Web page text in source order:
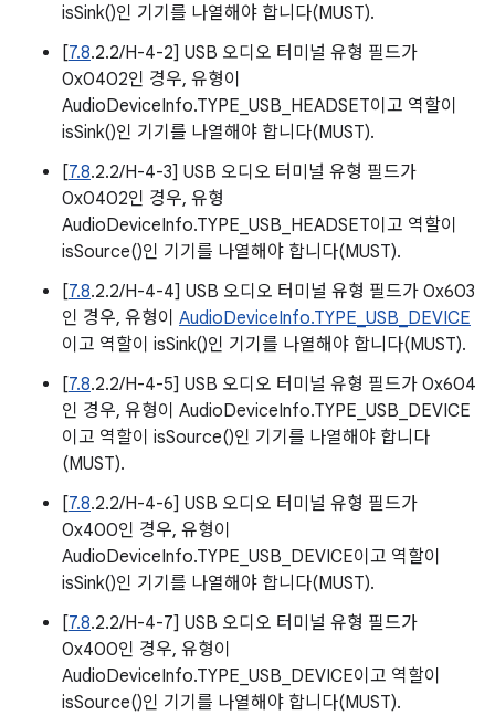
isSink()인 기기를 나열해야 합니다(MUST).
[7.8.2.2/H-4-2] USB 오디오 터미널 유형 필드가
0x0402인 경우, 유형이
AudioDeviceInfo.TYPE_USB_HEADSET이고 역할이
isSink()인 기기를 나열해야 합니다(MUST).
[7.8.2.2/H-4-3] USB 오디오 터미널 유형 필드가
0x0402인 경우, 유형
AudioDeviceInfo.TYPE_USB_HEADSET이고 역할이
isSource()인 기기를 나열해야 합니다(MUST).
[7.8.2.2/H-4-4] USB 오디오 터미널 유형 필드가 0x603
인 경우, 유형이 AudioDeviceInfo.TYPE_USB_DEVICE
이고 역할이 isSink()인 기기를 나열해야 합니다(MUST).
[7.8.2.2/H-4-5] USB 오디오 터미널 유형 필드가 0x604
인 경우, 유형이 AudioDeviceInfo.TYPE_USB_DEVICE
이고 역할이 isSource()인 기기를 나열해야 합니다
(MUST).
[7.8.2.2/H-4-6] USB 오디오 터미널 유형 필드가
0x400인 경우, 유형이
AudioDeviceInfo.TYPE_USB_DEVICE이고 역할이
isSink()인 기기를 나열해야 합니다(MUST).
[7.8.2.2/H-4-7] USB 오디오 터미널 유형 필드가
0x400인 경우, 유형이
AudioDeviceInfo.TYPE_USB_DEVICE이고 역할이
isSource()인 기기를 나열해야 합니다(MUST).